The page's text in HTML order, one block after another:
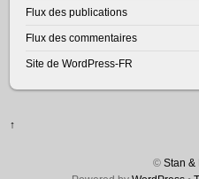
Flux des publications
Flux des commentaires
Site de WordPress-FR
↑
© Stan &